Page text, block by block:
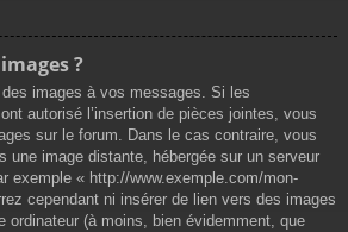
?
images à vos messages. Si les
autorisé l’insertion de pièces jointes, vous
sur le forum. Dans le cas contraire, vous
une image distante, hébergée sur un serveur
exemple « http://www.exemple.com/mon-
cependant ni insérer de lien vers des images
ordinateur (à moins, bien évidemment, que